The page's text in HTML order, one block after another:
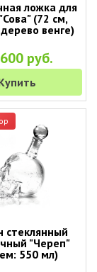
ложка для
(72 см,
венге)
руб.
стеклянный
"Череп"
550 мл)